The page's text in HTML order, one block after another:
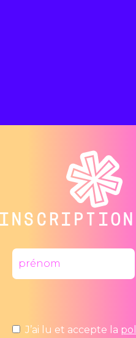
INSCRIPTION
J’ai lu et accepte la